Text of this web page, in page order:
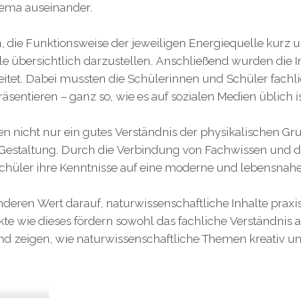
auseinander.
die Funktionsweise der jeweiligen Energiequelle kurz
übersichtlich darzustellen. Anschließend wurden die
Dabei mussten die Schülerinnen und Schüler
– ganz so, wie es auf sozialen Medien üblich
nicht nur ein gutes Verständnis der physikalischen
Durch die Verbindung von Fachwissen und
ihre Kenntnisse auf eine moderne und
Wert darauf, naturwissenschaftliche Inhalte
wie dieses fördern sowohl das fachliche Verständnis
zeigen, wie naturwissenschaftliche Themen kreativ